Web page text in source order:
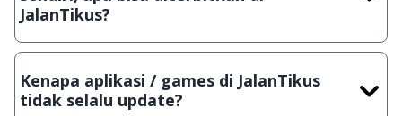
aslinya.
JalanTikus?
Tentu saja bisa. Silahkan kirim email keinfo@jalantikus.com
Lampiran File instalasi / (APK) jika Android
Kenapa aplikasi / games di JalanTikus
tidak selalu update?